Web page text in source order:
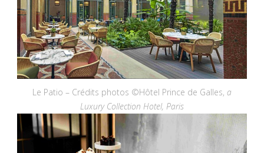
Le Patio – Crédits photos ©Hôtel Prince de Galles, a
Luxury Collection Hotel, Paris